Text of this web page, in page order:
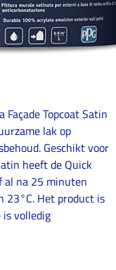
Façade Topcoat Satin
lak op
Geschikt voor
heeft de Quick
al na 25 minuten
23°C. Het product is
is volledig